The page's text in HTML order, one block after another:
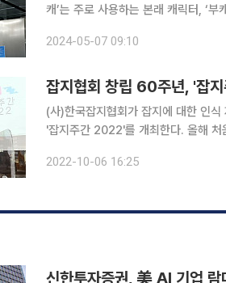
캐’는 주로 사용하는 본래 캐릭터, ‘
봄 서비스 ‘클로바 케어콜’을 성공적
2024-05-07 09:10
잡지협회 창립 60주년, '잡
(사)한국잡지협회가 잡지에 대한 인
'잡지주간 2022'를 개최한다. 올해 처음 열리는 행사로, 잡지협회 창립 60주년을 맞아 그 의미를
2022-10-06 16:25
신한투자증권, 美 AI 기업